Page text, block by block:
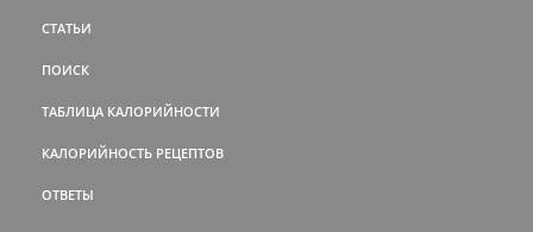
СТАТЬИ
ПОИСК
ТАБЛИЦА КАЛОРИЙНОСТИ
КАЛОРИЙНОСТЬ РЕЦЕПТОВ
ОТВЕТЫ